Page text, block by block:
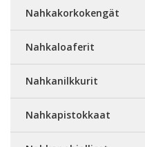
Nahkakorkokengät
Nahkaloaferit
Nahkanilkkurit
Nahkapistokkaat